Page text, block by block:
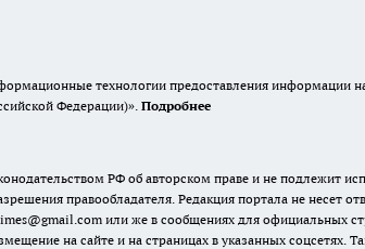
технологии предоставления информации
Федерации)».Подробнее
РФ об авторском праве и не подлежит
правообладателя. Редакция портала не несет
или же в сообщениях для официальных
на сайте и на страницах в указанных